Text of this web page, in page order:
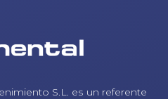
S.L. es un referente